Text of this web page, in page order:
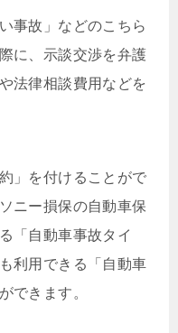
事故」などのこちら
に、示談交渉を弁護
法律相談費用などを
」を付けることがで
ニー損保の自動車保
「自動車事故タイ
利用できる「自動車
できます。